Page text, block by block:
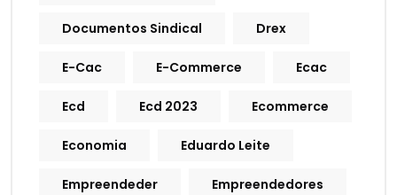
Documentos Sindical Drex
E-Cac E-Commerce Ecac
Ecd Ecd 2023 Ecommerce
Economia Eduardo Leite
Empreendeder Empreendedores